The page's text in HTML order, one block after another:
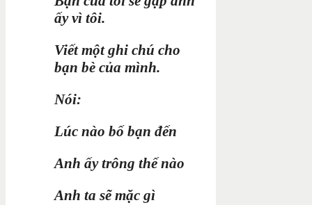
ấy vì tôi.
Viết một ghi chú cho
bạn bè của mình.
Nói:
Lúc nào bố bạn đến
Anh ấy trông thế nào
Anh ta sẽ mặc gì